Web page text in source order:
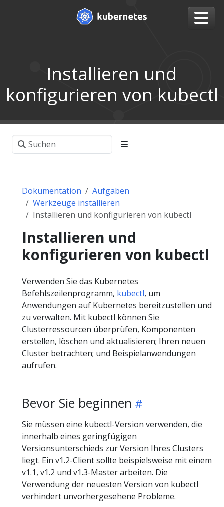
Installieren und
konfigurieren von kubectl
Dokumentation
Aufgaben
Werkzeuge installieren
Installieren und konfigurieren von kubectl
Installieren und
konfigurieren von kubectl
Verwenden Sie das Kubernetes
Befehlszeilenprogramm, kubectl, um
Anwendungen auf Kubernetes bereitzustellen und
zu verwalten. Mit kubectl können Sie
Clusterressourcen überprüfen, Komponenten
erstellen, löschen und aktualisieren; Ihren neuen
Cluster betrachten; und Beispielanwendungen
aufrufen.
Bevor Sie beginnen
Sie müssen eine kubectl-Version verwenden, die
innerhalb eines geringfügigen
Versionsunterschieds zur Version Ihres Clusters
liegt. Ein v1.2-Client sollte beispielsweise mit einem
v1.1, v1.2 und v1.3-Master arbeiten. Die
Verwendung der neuesten Version von kubectl
verhindert unvorhergesehene Probleme.